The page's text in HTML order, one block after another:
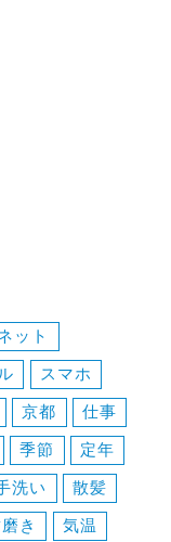
ット
スマホ
京都
仕事
季節
定年
洗い
散髪
き
気温